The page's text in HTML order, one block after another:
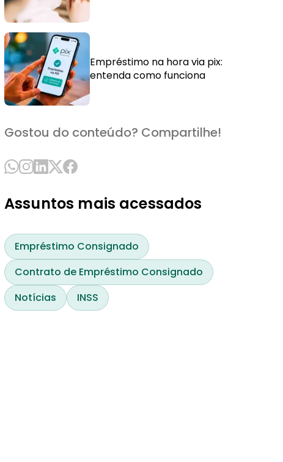
Empréstimo na hora via pix:
entenda como funciona
Gostou do conteúdo? Compartilhe!
Assuntos mais acessados
Empréstimo Consignado
Contrato de Empréstimo Consignado
Notícias
INSS